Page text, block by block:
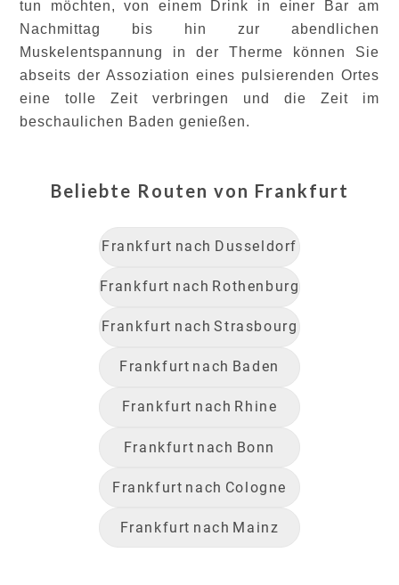
tun möchten, von einem Drink in einer Bar am
Nachmittag bis hin zur abendlichen
Muskelentspannung in der Therme können Sie
abseits der Assoziation eines pulsierenden Ortes
eine tolle Zeit verbringen und die Zeit im
beschaulichen Baden genießen.
Beliebte Routen von Frankfurt
Frankfurt nach Dusseldorf
Frankfurt nach Rothenburg
Frankfurt nach Strasbourg
Frankfurt nach Baden
Frankfurt nach Rhine
Frankfurt nach Bonn
Frankfurt nach Cologne
Frankfurt nach Mainz